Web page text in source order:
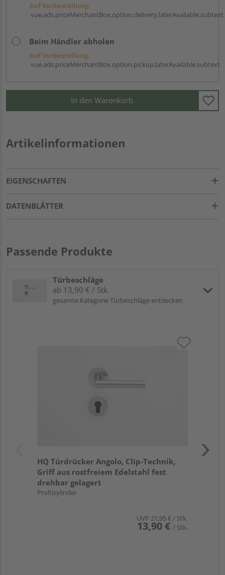
Auf Vorbestellung:
vue.ads.priceMerchantBox.option.delivery.laterAvailable.subtext
Beim Händler abholen
Auf Vorbestellung:
vue.ads.priceMerchantBox.option.pickup.laterAvailable.subtext
In den Warenkorb
Artikelinformationen
EIGENSCHAFTEN
DATENBLÄTTER
Passende Produkte
Türbeschläge
ab 13,90 € / Stk.
gesamte Kategorie Türbeschläge entdecken
HQ Türdrücker Angolo, Clip-Technik,
Griff aus rostfreiem Edelstahl fest
drehbar gelagert
Profilzylinder
UVP 21,95 €/ Stk.
13,90 € / Stk.